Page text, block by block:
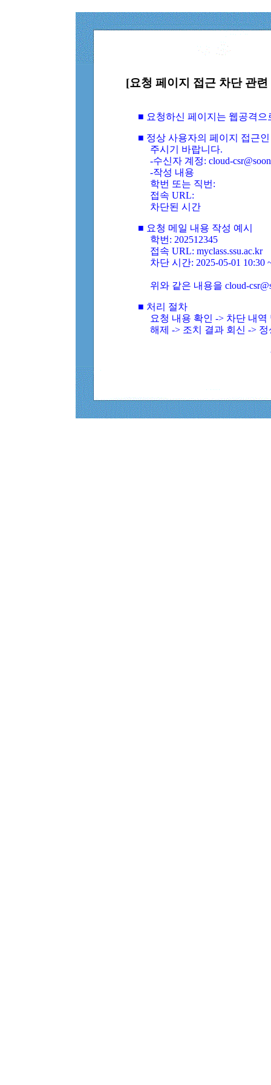
[요청 페이지 접근 차단 관
■ 요청하신 페이지는 웹공격
■ 정상 사용자의 페이지 접근
주시기 바랍니다.
-수신자 계정: cloud-
-작성 내용
학번 또는 직번:
접속 URL:
차단된 시간
■ 요청 메일 내용 작성 예시
학번: 202512345
접속 URL: myclass.ssu.ac.kr
차단 시간: 2025-05-01 10:30
위와 같은 내용을 cloud-
■ 처리 절차
요청 내용 확인 -> 차단 내
해제 -> 조치 결과 회신 ->